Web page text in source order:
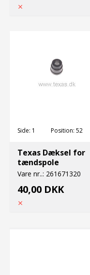
Side: 1 Position: 52
Texas Dæksel for
tændspole
Vare nr..: 261671320
40,00 DKK